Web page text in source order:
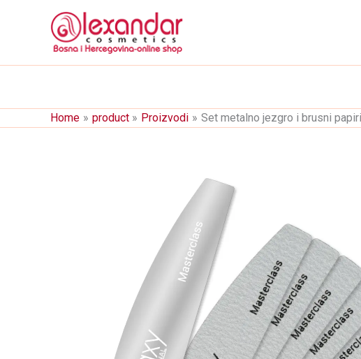
Home product Proizvodi Set metalno jezgro i brusni